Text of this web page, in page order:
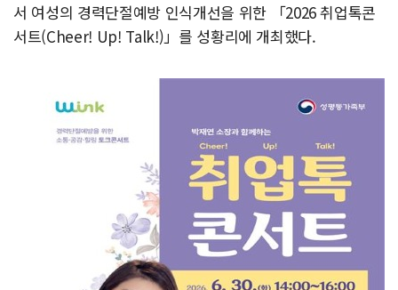
서 여성의 경력단절예방 인식개선을 위한 「2026 취업톡콘
서트(Cheer! Up! Talk!)」를 성황리에 개최했다.